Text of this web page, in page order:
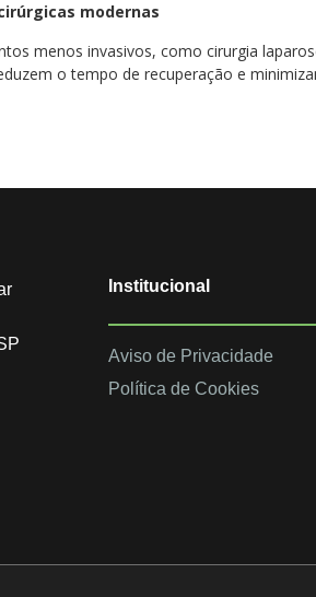
modernas
menos invasivos, como cirurgia
o tempo de recuperação e
Institucional
Aviso de Privacidade
Política de Cookies